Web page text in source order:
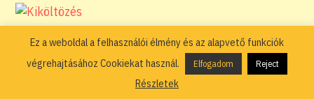
Borítófotó: Kónya Eleonóra
Leskelődő (Fogolyán Szellő novellája)
Ez a weboldal a felhasználói élmény és az alapvető funkciók
végrehajtásához Cookiekat használ.
Elfogadom Reject
Részletek